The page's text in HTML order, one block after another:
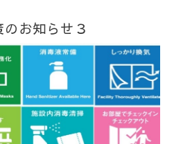
お知らせ３